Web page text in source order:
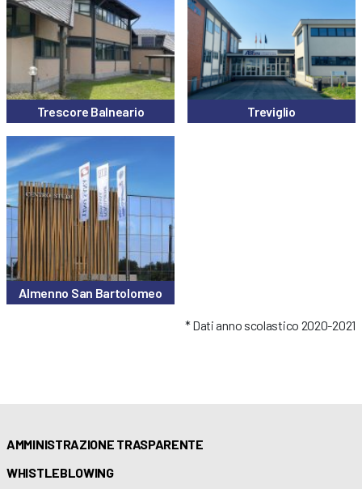
Trescore Balneario Treviglio
Almenno San Bartolomeo
* Dati anno scolastico 2020-2021
AMMINISTRAZIONE TRASPARENTE
WHISTLEBLOWING